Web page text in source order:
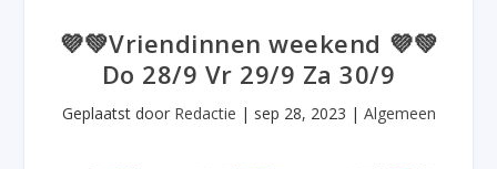
💜💚Vriendinnen weekend 💜💚
Do 28/9 Vr 29/9 Za 30/9
Geplaatst door Redactie | sep 28, 2023 | Algemeen